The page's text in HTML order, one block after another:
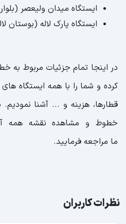
ایستگاه میدان ولیعصر
ایستگاه پارک لاله (بوستان
در اینجا تمام جزئیات مربوط به
قطارها، هزینه و ... آشنا نمودیم.
خطوط و مشاهده نقشه همه
ما مراجعه فرمایید.
نظرات کاربران